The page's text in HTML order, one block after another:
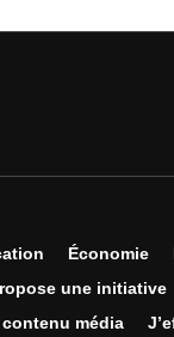
Économie
une initiative
média